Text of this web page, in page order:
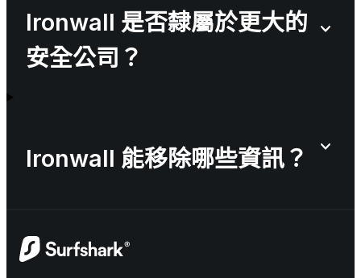
Ironwall 是否隸屬於更大的
安全公司？
Ironwall 能移除哪些資訊？